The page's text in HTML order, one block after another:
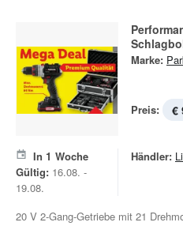
Marke:
Preis: €
In 1 Woche
Gültig: 16.08. -
19.08.
Händler:
20 V 2-Gang-Getriebe mit 21